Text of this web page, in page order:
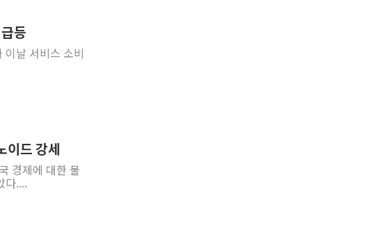
등
날 서비스 소비
이드 강세
경제에 대한 불
다....